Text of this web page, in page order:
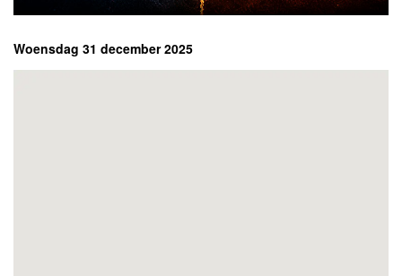
Woensdag 31 december 2025